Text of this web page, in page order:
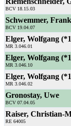
BCV 18.15.03
Schwemmer, Frank
BCV 19.04.07
Elger, Wolfgang
MR 3.046.01
Elger, Wolfgang
MR 3.046.10
Elger, Wolfgang
MR 3.046.02
Gronostay, Uwe
BCV 07.04.05
Raiser, Christian-
RE 64005